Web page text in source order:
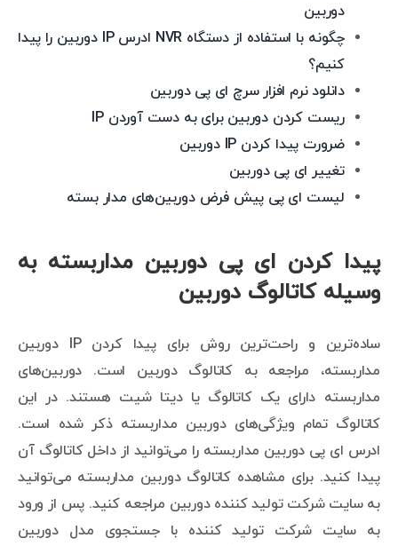
دوربین
چگونه با استفاده از دستگاه NVR ادرس IP دوربین را پیدا
کنیم؟
دانلود نرم افزار سرچ ای پی دوربین
ریست کردن دوربین برای به دست آوردن IP
ضرورت پیدا کردن IP دوربین
تغییر ای پی دوربین
لیست ای پی پیش فرض دوربین‌های مدار بسته
پیدا کردن ای پی دوربین مداربسته به
وسیله کاتالوگ دوربین
ساده‌ترین و راحت‌ترین روش برای پیدا کردن IP دوربین
مداربسته، مراجعه به کاتالوگ دوربین است. دوربین‌های
مداربسته دارای یک کاتالوگ یا دیتا شیت هستند. در این
کاتالوگ تمام ویژگی‌های دوربین مداربسته ذکر شده است.
ادرس ای پی دوربین مداربسته را می‌توانید از داخل کاتالوگ آن
پیدا کنید. برای مشاهده کاتالوگ دوربین مداربسته می‌توانید
به سایت شرکت تولید کننده دوربین مراجعه کنید. پس از ورود
به سایت شرکت تولید کننده با جستجوی مدل دوربین